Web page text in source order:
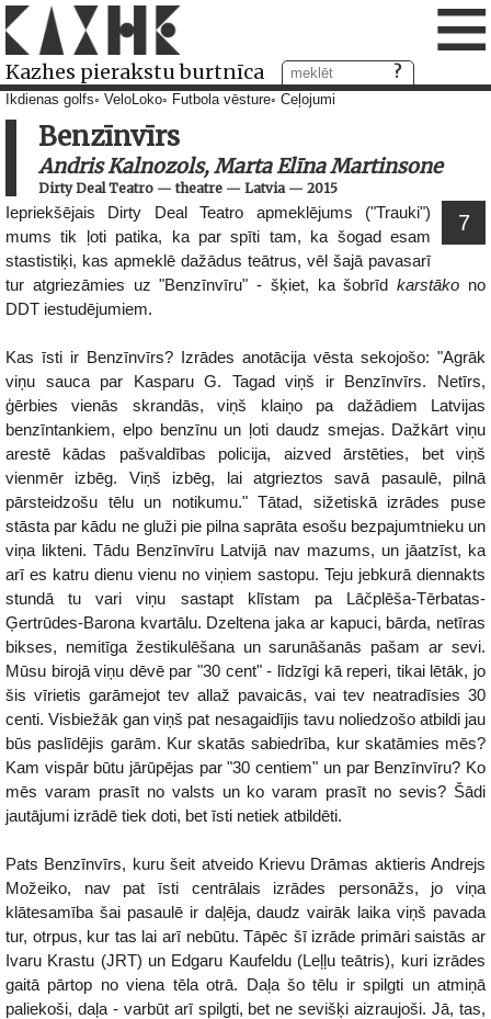
Kazhes pierakstu burtnīca ≡
Ikdienas golfs VeloLoko Futbola vēsture Ceļojumi
Benzīnvīrs
Andris Kalnozols, Marta Elīna Martinsone
Dirty Deal Teatro — theatre — Latvia— 2015
7
Iepriekšējais Dirty Deal Teatro apmeklējums ("Trauki")
mums tik ļoti patika, ka par spīti tam, ka šogad esam
stastistiķi, kas apmeklē dažādus teātrus, vēl šajā pavasarī
tur atgriezāmies uz "Benzīnvīru" - šķiet, ka šobrīdkarstāko no
DDT iestudējumiem.
Kas īsti ir Benzīnvīrs? Izrādes anotācija vēsta sekojošo: "Agrāk
viņu sauca par Kasparu G. Tagad viņš ir Benzīnvīrs. Netīrs,
ģērbies vienās skrandās, viņš klaiņo pa dažādiem Latvijas
benzīntankiem, elpo benzīnu un ļoti daudz smejas. Dažkārt viņu
arestē kādas pašvaldības policija, aizved ārstēties, bet viņš
vienmēr izbēg. Viņš izbēg, lai atgrieztos savā pasaulē, pilnā
pārsteidzošu tēlu un notikumu." Tātad, sižetiskā izrādes puse
stāsta par kādu ne gluži pie pilna saprāta esošu bezpajumtnieku un
viņa likteni. Tādu Benzīnvīru Latvijā nav mazums, un jāatzīst, ka
arī es katru dienu vienu no viņiem sastopu. Teju jebkurā diennakts
stundā tu vari viņu sastapt klīstam pa Lāčplēša-Tērbatas-
Ģertrūdes-Barona kvartālu. Dzeltena jaka ar kapuci, bārda, netīras
bikses, nemitīga žestikulēšana un sarunāšanās pašam ar sevi.
Mūsu birojā viņu dēvē par "30 cent" - līdzīgi kā reperi, tikai lētāk, jo
šis vīrietis garāmejot tev allaž pavaicās, vai tev neatradīsies 30
centi. Visbiežāk gan viņš pat nesagaidījis tavu noliedzošo atbildi jau
būs paslīdējis garām. Kur skatās sabiedrība, kur skatāmies mēs?
Kam vispār būtu jārūpējas par "30 centiem" un par Benzīnvīru? Ko
mēs varam prasīt no valsts un ko varam prasīt no sevis? Šādi
jautājumi izrādē tiek doti, bet īsti netiek atbildēti.
Pats Benzīnvīrs, kuru šeit atveido Krievu Drāmas aktieris Andrejs
Možeiko, nav pat īsti centrālais izrādes personāžs, jo viņa
klātesamība šai pasaulē ir daļēja, daudz vairāk laika viņš pavada
tur, otrpus, kur tas lai arī nebūtu. Tāpēc šī izrāde primāri saistās ar
Ivaru Krastu (JRT) un Edgaru Kaufeldu (Leļļu teātris), kuri izrādes
gaitā pārtop no viena tēla otrā. Daļa šo tēlu ir spilgti un atmiņā
paliekoši, daļa - varbūt arī spilgti, bet ne sevišķi aizraujoši. Jā, tas,